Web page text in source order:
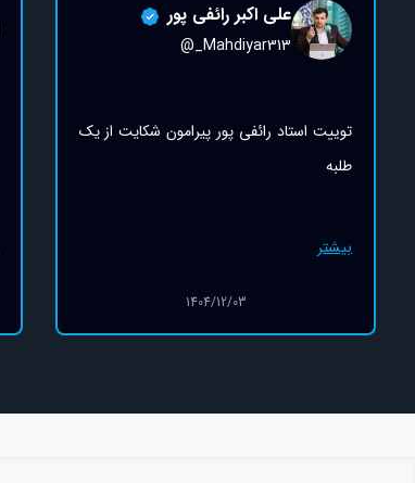
علی اکبر رائفی پور
@_Mahdiyar313
زمینه سازی شبکه اینترنشنال برای حمله به
بیمارستان های ایران توسط اسرائیل
بیشتر
1404/12/03